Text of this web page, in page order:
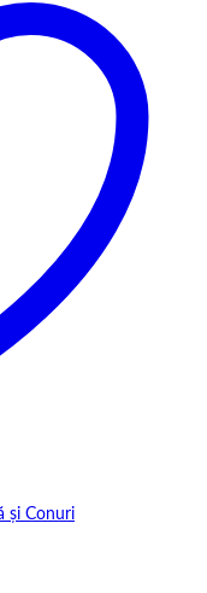
și Conuri